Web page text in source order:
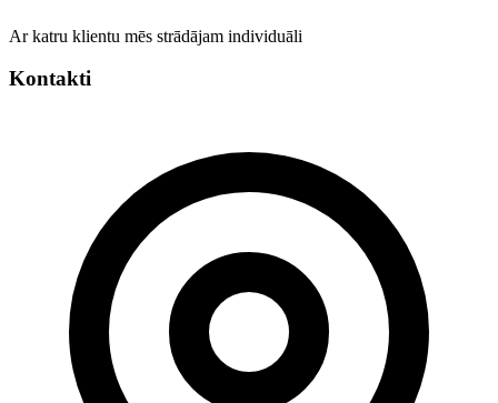
Ar katru klientu mēs strādājam individuāli
Kontakti